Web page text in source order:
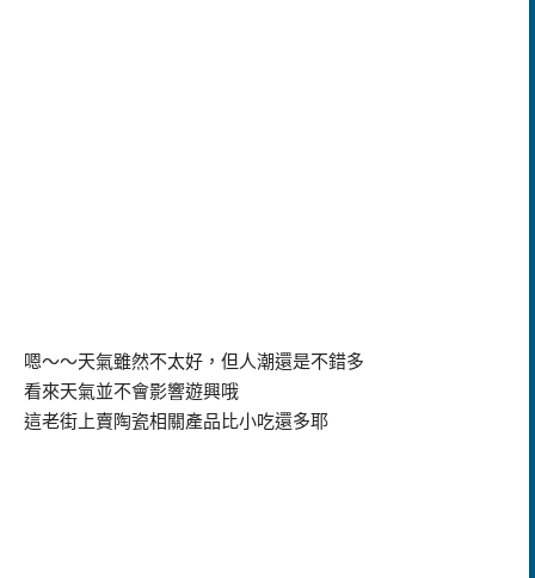
嗯～～天氣雖然不太好，但人潮還是不錯多
看來天氣並不會影響遊興哦
這老街上賣陶瓷相關產品比小吃還多耶